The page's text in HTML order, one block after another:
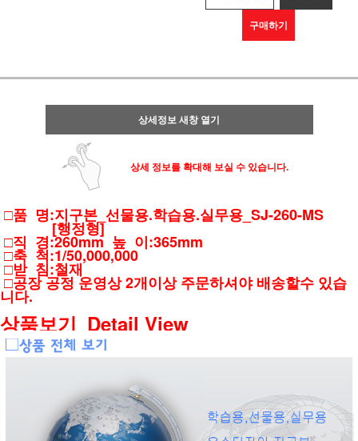
구매하기
상세정보 새창 열기
상세 정보를 확대해 보실 수 있습니다.
□품 명:지구본_선물용.학습용.실무용_SJ-260-MS
[행정형]
□직 경:260mm 높 이:365mm
□축 척:1/50,000,000
□받 침:철재
□공장 공정 운영상 2개이상 주문하셔야 배송할수 있습
니다.
상품보기_Detail View